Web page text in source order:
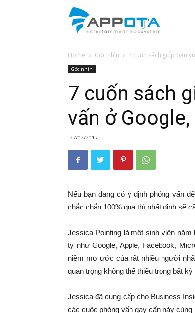
News
Home Góc nhìn 7 cuốn sách giúp bạn
Góc nhìn
7 cuốn sách
vấn ở
27/02/2017
Nếu bạn đang có ý định phỏng vấn
chắc chắn 100% qua thì nhất định sẽ
Jessica Pointing là một sinh viên
ty như Google, Apple, Facebook,
niềm mơ ước của rất nhiều người
quan trọng không thể thiếu trong bất
Jessica đã cung cấp cho Business
các cuộc phòng vấn gay cấn này